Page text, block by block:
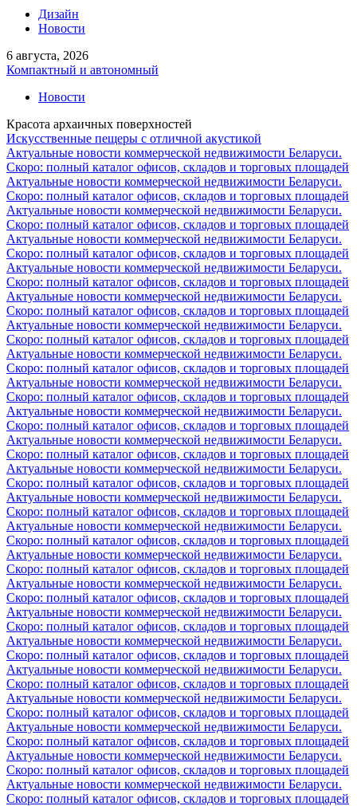
Дизайн
Новости
6 августа, 2026
Компактный и автономный
Новости
Красота архаичных поверхностей
Искусственные пещеры с отличной акустикой
Актуальные новости коммерческой недвижимости Беларуси.
Скоро: полный каталог офисов, складов и торговых площадей
Актуальные новости коммерческой недвижимости Беларуси.
Скоро: полный каталог офисов, складов и торговых площадей
Актуальные новости коммерческой недвижимости Беларуси.
Скоро: полный каталог офисов, складов и торговых площадей
Актуальные новости коммерческой недвижимости Беларуси.
Скоро: полный каталог офисов, складов и торговых площадей
Актуальные новости коммерческой недвижимости Беларуси.
Скоро: полный каталог офисов, складов и торговых площадей
Актуальные новости коммерческой недвижимости Беларуси.
Скоро: полный каталог офисов, складов и торговых площадей
Актуальные новости коммерческой недвижимости Беларуси.
Скоро: полный каталог офисов, складов и торговых площадей
Актуальные новости коммерческой недвижимости Беларуси.
Скоро: полный каталог офисов, складов и торговых площадей
Актуальные новости коммерческой недвижимости Беларуси.
Скоро: полный каталог офисов, складов и торговых площадей
Актуальные новости коммерческой недвижимости Беларуси.
Скоро: полный каталог офисов, складов и торговых площадей
Актуальные новости коммерческой недвижимости Беларуси.
Скоро: полный каталог офисов, складов и торговых площадей
Актуальные новости коммерческой недвижимости Беларуси.
Скоро: полный каталог офисов, складов и торговых площадей
Актуальные новости коммерческой недвижимости Беларуси.
Скоро: полный каталог офисов, складов и торговых площадей
Актуальные новости коммерческой недвижимости Беларуси.
Скоро: полный каталог офисов, складов и торговых площадей
Актуальные новости коммерческой недвижимости Беларуси.
Скоро: полный каталог офисов, складов и торговых площадей
Актуальные новости коммерческой недвижимости Беларуси.
Скоро: полный каталог офисов, складов и торговых площадей
Актуальные новости коммерческой недвижимости Беларуси.
Скоро: полный каталог офисов, складов и торговых площадей
Актуальные новости коммерческой недвижимости Беларуси.
Скоро: полный каталог офисов, складов и торговых площадей
Актуальные новости коммерческой недвижимости Беларуси.
Скоро: полный каталог офисов, складов и торговых площадей
Актуальные новости коммерческой недвижимости Беларуси.
Скоро: полный каталог офисов, складов и торговых площадей
Актуальные новости коммерческой недвижимости Беларуси.
Скоро: полный каталог офисов, складов и торговых площадей
Актуальные новости коммерческой недвижимости Беларуси.
Скоро: полный каталог офисов, складов и торговых площадей
Актуальные новости коммерческой недвижимости Беларуси.
Скоро: полный каталог офисов, складов и торговых площадей